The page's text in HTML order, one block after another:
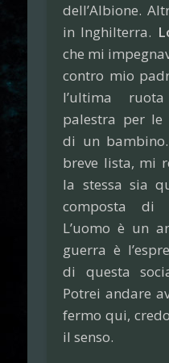
dell’Albione.
in Inghilterra.
che mi
contro mio
l’ultima
palestra per le
di un
breve lista, mi
la stessa sia
composta di
L’uomo è un
guerra è
di questa
Potrei andare
fermo qui,
il senso.